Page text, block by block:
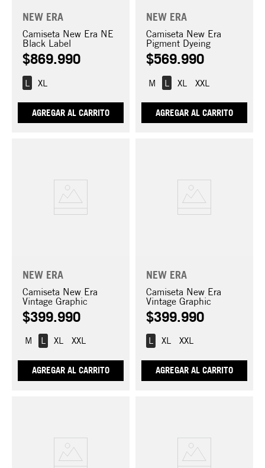
NEW ERA
Camiseta New Era NE
Black Label
$869.990
L XL
AGREGAR AL CARRITO
NEW ERA
Camiseta New Era
Pigment Dyeing
$569.990
L
M XL XXL
AGREGAR AL CARRITO
NEW ERA
Camiseta New Era
Vintage Graphic
$399.990
L
M XL XXL
AGREGAR AL CARRITO
NEW ERA
Camiseta New Era
Vintage Graphic
$399.990
L XL XXL
AGREGAR AL CARRITO